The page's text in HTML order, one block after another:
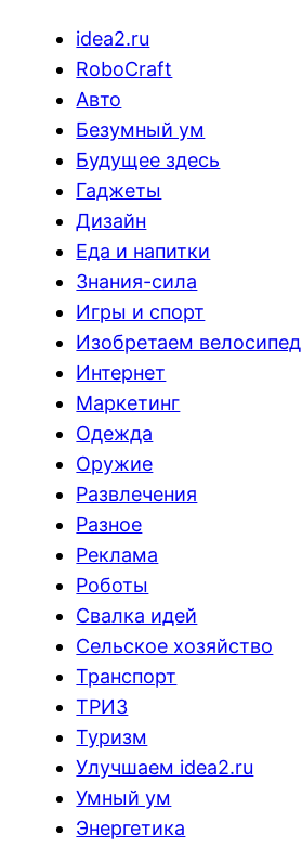
idea2.ru
RoboCraft
Авто
Безумный ум
Будущее здесь
Гаджеты
Дизайн
Еда и напитки
Знания-сила
Игры и спорт
Изобретаем велосипед
Интернет
Маркетинг
Одежда
Оружие
Развлечения
Разное
Реклама
Роботы
Свалка идей
Сельское хозяйство
Транспорт
ТРИЗ
Туризм
Улучшаем idea2.ru
Умный ум
Энергетика